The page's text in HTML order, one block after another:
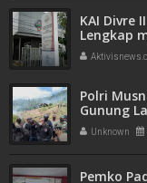
KAI Divre
Lengkap
Fasilitas
Polri
Gunung
Unknown
Pemko